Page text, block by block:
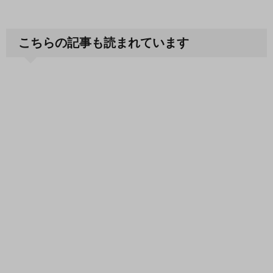
こちらの記事も読まれています